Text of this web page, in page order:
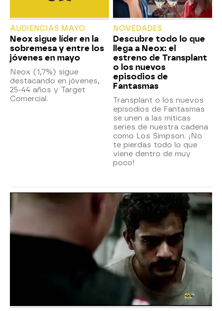
AUDIENCIAS MAYO
Neox sigue líder en la
sobremesa y entre los
jóvenes en mayo
Neox (1,7%) sigue
destacando en jóvenes,
25-44 años y Target
Comercial.
NOVEDADES
Descubre todo lo que
llega a Neox: el
estreno de Transplant
o los nuevos
episodios de
Fantasmas
Transplant o los nuevos
episodios de Fantasmas
se unen a las míticas
series de nuestra cadena
como Los Simpson. ¡No
te pierdas todo lo que
viene dentro de muy
poco!